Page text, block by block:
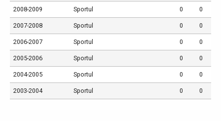
2008-2009 Sportul 0 0
2007-2008 Sportul 0 0
2006-2007 Sportul 0 0
2005-2006 Sportul 0 0
2004-2005 Sportul 0 0
2003-2004 Sportul 0 0